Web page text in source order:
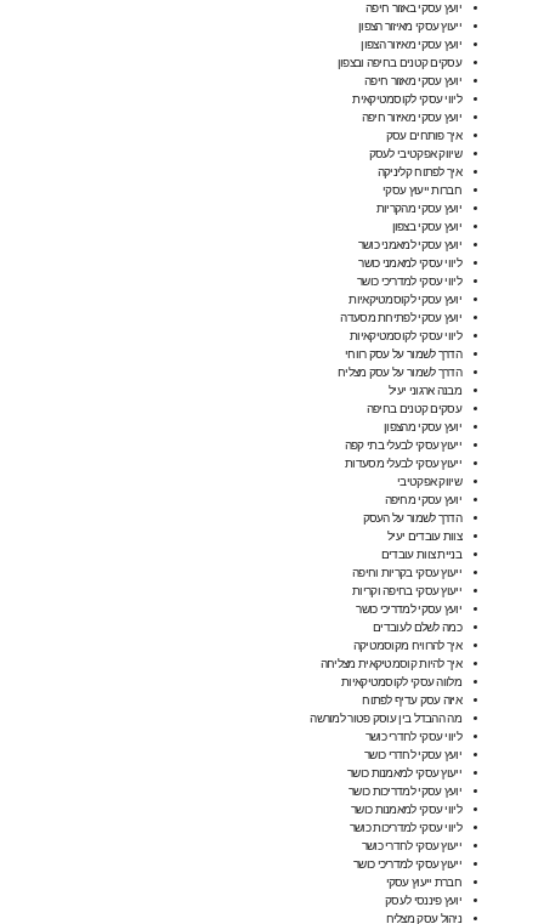
יועץ עסקי באזור חיפה
ייעוץ עסקי מאיזור הצפון
יועץ עסקי מאיזור הצפון
עסקים קטנים בחיפה ובצפון
יועץ עסקי מאזור חיפה
ליווי עסקי לקוסמטיקאית
יועץ עסקי מאיזור חיפה
איך פותחים עסק
שיווק אפקטיבי לעסק
איך לפתוח קליניקה
חברות ייעוץ עסקי
יועץ עסקי מהקריות
יועץ עסקי בצפון
יועץ עסקי למאמני כושר
ליווי עסקי למאמני כושר
ליווי עסקי למדריכי כושר
יועץ עסקי לקוסמטיקאיות
יועץ עסקי לפתיחת מסעדה
ליווי עסקי לקוסמטיקאיות
הדרך לשמור על עסק רווחי
הדרך לשמור על עסק מצליח
מבנה ארגוני יעיל
עסקים קטנים בחיפה
יועץ עסקי מהצפון
ייעוץ עסקי לבעלי בתי קפה
ייעוץ עסקי לבעלי מסעדות
שיווק אפקטיבי
יועץ עסקי מחיפה
הדרך לשמור על העסק
צוות עובדים יעיל
בניית צוות עובדים
ייעוץ עסקי בקריות וחיפה
ייעוץ עסקי בחיפה וקריות
יועץ עסקי למדריכי כושר
כמה לשלם לעובדים
איך להרוויח מקוסמטיקה
איך להיות קוסמטיקאית מצליחה
מלווה עסקי לקוסמטיקאיות
איזה עסק עדיף לפתוח
מה ההבדל בין עוסק פטור למורשה
ליווי עסקי לחדרי כושר
יועץ עסקי לחדרי כושר
ייעוץ עסקי למאמנות כושר
יועץ עסקי למדריכות כושר
ליווי עסקי למאמנות כושר
ליווי עסקי למדריכות כושר
ייעוץ עסקי לחדרי כושר
ייעוץ עסקי למדריכי כושר
חברת ייעוץ עסקי
יועץ פיננסי לעסק
ניהול עסק מצליח